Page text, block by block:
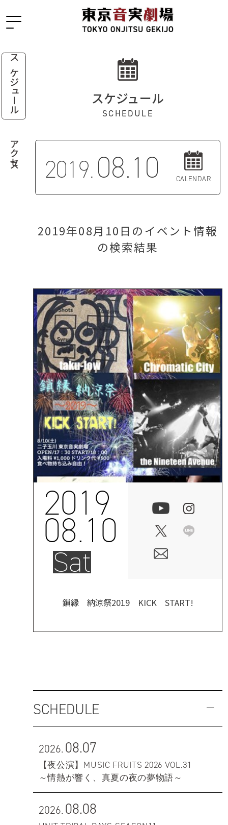
スケジュール
アクセス
スケジュール
SCHEDULE
2019.08.10 CALENDAR
2019年08月10日のイベント情報
の検索結果
2019
08.10
Sat
鎖縁 納涼祭2019 KICK START!
SCHEDULE
2026.08.07
【夜公演】MUSIC FRUITS 2026 VOL.31
～情熱が響く、真夏の夜の夢物語～
2026.08.08